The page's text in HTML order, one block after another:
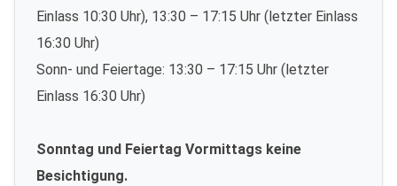
Einlass 10:30 Uhr), 13:30 – 17:15 Uhr (letzter Einlass
16:30 Uhr)
Sonn- und Feiertage: 13:30 – 17:15 Uhr (letzter
Einlass 16:30 Uhr)
Sonntag und Feiertag Vormittags keine
Besichtigung.